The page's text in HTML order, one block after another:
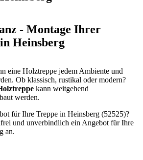
- Montage Ihrer
Heinsberg
eine Holztreppe jedem Ambiente und
Ob klassisch, rustikal oder modern?
kann weitgehend
werden.
für Ihre Treppe in Heinsberg (52525)?
und unverbindlich ein Angebot für Ihre
an.